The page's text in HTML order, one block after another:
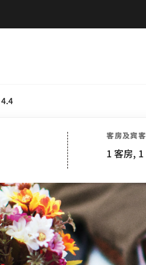
4.4
客房及宾客
1 客房, 1